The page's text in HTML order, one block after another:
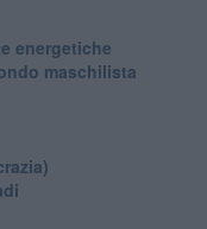
energetiche
maschilista